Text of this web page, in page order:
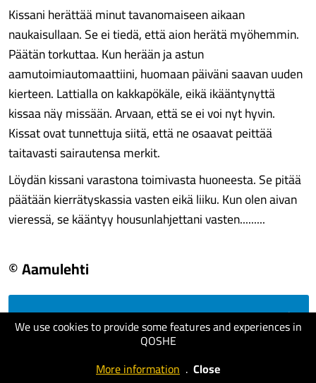
We use cookies to provide some features and experiences in
QOSHE
More information . Close
Kissani herättää minut tavanomaiseen aikaan
naukaisullaan. Se ei tiedä, että aion herätä myöhemmin.
Päätän torkuttaa. Kun herään ja astun
aamutoimiautomaattiini, huomaan päiväni saavan uuden
kierteen. Lattialla on kakkapökäle, eikä ikääntynyttä
kissaa näy missään. Arvaan, että se ei voi nyt hyvin.
Kissat ovat tunnettuja siitä, että ne osaavat peittää
taitavasti sairautensa merkit.
Löydän kissani varastona toimivasta huoneesta. Se pitää
päätään kierrätyskassia vasten eikä liiku. Kun olen aivan
vieressä, se kääntyy housunlahjettani vasten.........
© Aamulehti
visit website